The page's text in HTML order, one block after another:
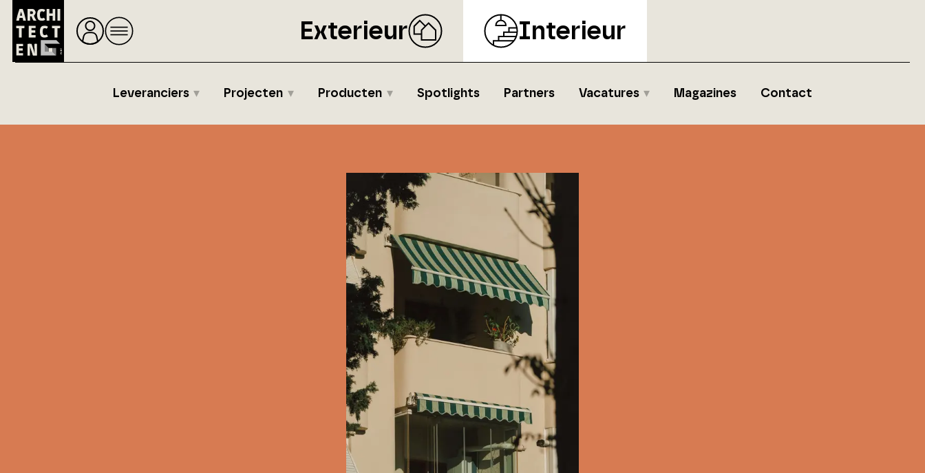
Exterieur Interieur
Leveranciers Projecten Producten Spotlights Partners Vacatures Magazines Contact